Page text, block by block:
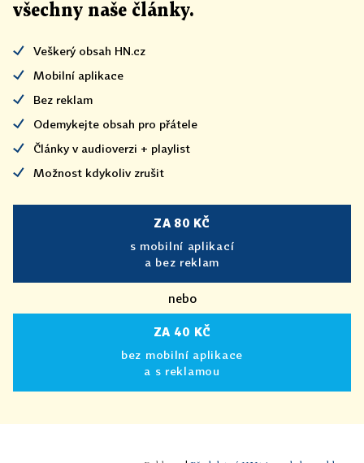
všechny naše články.
Veškerý obsah HN.cz
Mobilní aplikace
Bez reklam
Odemykejte obsah pro přátele
Články v audioverzi + playlist
Možnost kdykoliv zrušit
ZA 80 KČ
s mobilní aplikací
a bez reklam
nebo
ZA 40 KČ
bez mobilní aplikace
a s reklamou